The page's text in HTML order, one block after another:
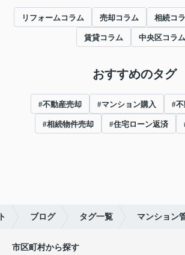
リフォームコラム 売却コラム 相続コ
賃貸コラム 中央区コラム
おすすめのタグ
#不動産売却 #マンション購入 #
#相続物件売却 #住宅ローン返済
ブログ タグ一覧 マンション
市区町村から探す